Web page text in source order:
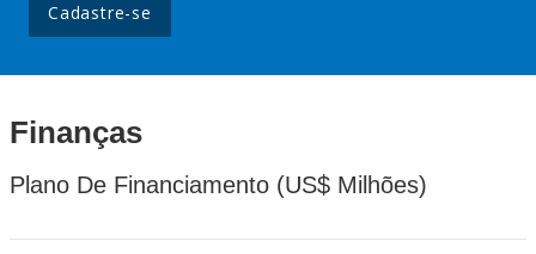
Cadastre-se
Finanças
Plano De Financiamento (US$ Milhões)